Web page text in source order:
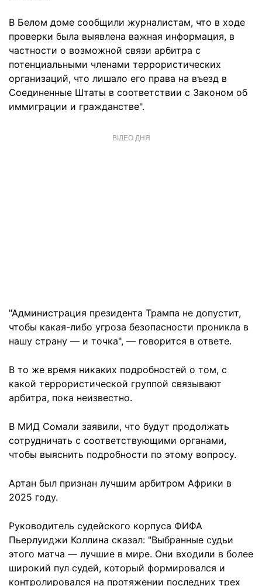
В Белом доме сообщили журналистам, что в ходе
проверки была выявлена важная информация, в
частности о возможной связи арбитра с
потенциальными членами террористических
организаций, что лишало его права на въезд в
Соединенные Штаты в соответствии с Законом об
иммиграции и гражданстве".
ВІДЕО ДНЯ
"Администрация президента Трампа не допустит,
чтобы какая-либо угроза безопасности проникла в
нашу страну — и точка", — говорится в ответе.
В то же время никаких подробностей о том, с
какой террористической группой связывают
арбитра, пока неизвестно.
В МИД Сомали заявили, что будут продолжать
сотрудничать с соответствующими органами,
чтобы выяснить подробности по этому вопросу.
Артан был признан лучшим арбитром Африки в
2025 году.
Руководитель судейского корпуса ФИФА
Пьерлуиджи Коллина сказал: "Выбранные судьи
этого матча — лучшие в мире. Они входили в более
широкий пул судей, который формировался и
контролировался на протяжении последних трех